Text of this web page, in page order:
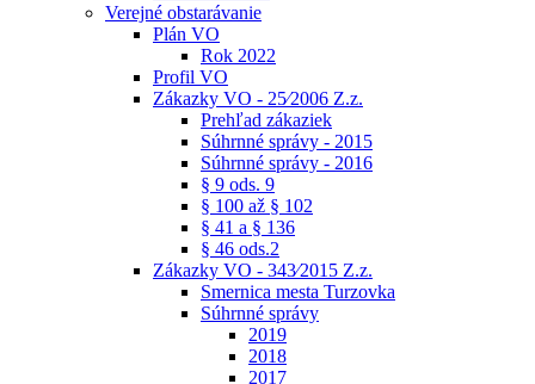
Verejné obstarávanie
Plán VO
Rok 2022
Profil VO
Zákazky VO - 25⁄2006 Z.z.
Prehľad zákaziek
Súhrnné správy - 2015
Súhrnné správy - 2016
§ 9 ods. 9
§ 100 až § 102
§ 41 a § 136
§ 46 ods.2
Zákazky VO - 343⁄2015 Z.z.
Smernica mesta Turzovka
Súhrnné správy
2019
2018
2017